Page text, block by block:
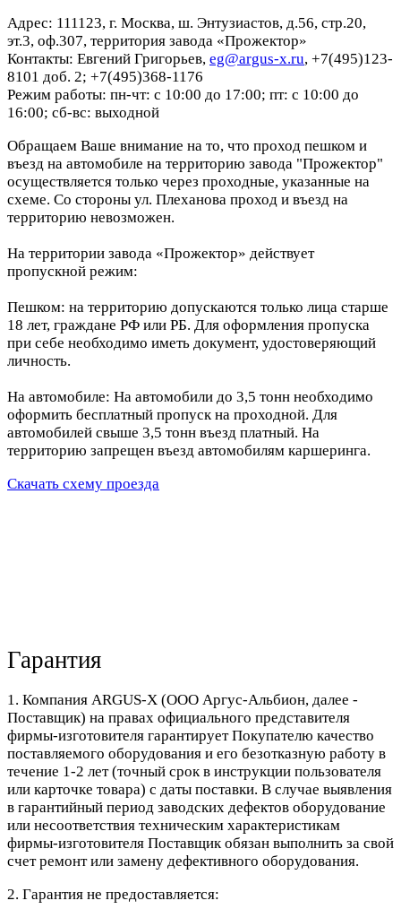
Адрес: 111123, г. Москва, ш. Энтузиастов, д.56, стр.20,
эт.3, оф.307, территория завода «Прожектор»
Контакты: Евгений Григорьев, eg@argus-x.ru, +7(495)123-
8101 доб. 2; +7(495)368-1176
Режим работы: пн-чт: с 10:00 до 17:00; пт: с 10:00 до
16:00; сб-вс: выходной
Обращаем Ваше внимание на то, что проход пешком и
въезд на автомобиле на территорию завода "Прожектор"
осуществляется только через проходные, указанные на
схеме. Со стороны ул. Плеханова проход и въезд на
территорию невозможен.
На территории завода «Прожектор» действует
пропускной режим:
Пешком: на территорию допускаются только лица старше
18 лет, граждане РФ или РБ. Для оформления пропуска
при себе необходимо иметь документ, удостоверяющий
личность.
На автомобиле: На автомобили до 3,5 тонн необходимо
оформить бесплатный пропуск на проходной. Для
автомобилей свыше 3,5 тонн въезд платный. На
территорию запрещен въезд автомобилям каршеринга.
Скачать схему проезда
Гарантия
1. Компания ARGUS-X (ООО Аргус-Альбион, далее -
Поставщик) на правах официального представителя
фирмы-изготовителя гарантирует Покупателю качество
поставляемого оборудования и его безотказную работу в
течение 1-2 лет (точный срок в инструкции пользователя
или карточке товара) с даты поставки. В случае выявления
в гарантийный период заводских дефектов оборудование
или несоответствия техническим характеристикам
фирмы-изготовителя Поставщик обязан выполнить за свой
счет ремонт или замену дефективного оборудования.
2. Гарантия не предоставляется: